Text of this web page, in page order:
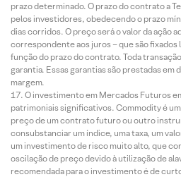
prazo determinado. O prazo do contrato a
pelos investidores, obedecendo o prazo
dias corridos. O preço será o valor da ação
correspondente aos juros – que são
função do prazo do contrato. Toda
garantia. Essas garantias são prestadas em
margem.
O investimento em Mercados Futuros
patrimoniais significativos. Commodity é
preço de um contrato futuro ou outro
consubstanciar um índice, uma taxa, um
um investimento de risco muito alto, que
oscilação de preço devido à utilização de
recomendada para o investimento é de